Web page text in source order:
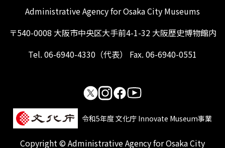
Administrative Agency for Osaka City Museums
〒540-0008 大阪市中央区大手前4-1-32 大阪歴史博物館内
Tel. 06-6940-4330（代表） Fax. 06-6940-0551
令和5年度 文化庁 Innovate Museum事業
Copyright © Administrative Agency for Osaka City